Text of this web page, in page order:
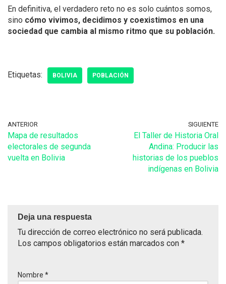
En definitiva, el verdadero reto no es solo cuántos somos,
sino cómo vivimos, decidimos y coexistimos en una
sociedad que cambia al mismo ritmo que su población.
Etiquetas: BOLIVIA POBLACIÓN
ANTERIOR
Mapa de resultados
electorales de segunda
vuelta en Bolivia
SIGUIENTE
El Taller de Historia Oral
Andina: Producir las
historias de los pueblos
indígenas en Bolivia
Deja una respuesta
Tu dirección de correo electrónico no será publicada.
Los campos obligatorios están marcados con *
Nombre *